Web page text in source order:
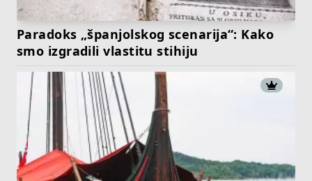
Paradoks „španjolskog scenarija“: Kako
smo izgradili vlastitu stihiju